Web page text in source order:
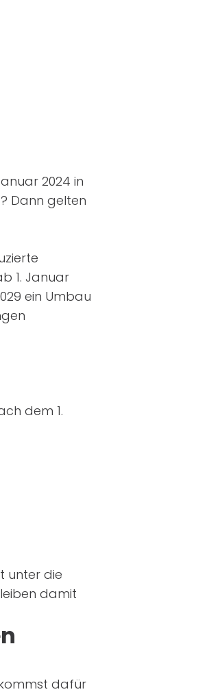
2024 in
Dann gelten
1. Januar
ein Umbau
dem 1.
unter die
damit
dafür